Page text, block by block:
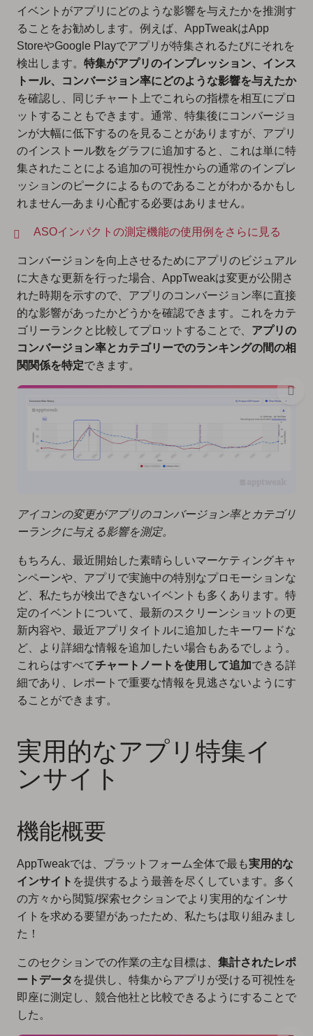
イベントがアプリにどのような影響を与えたかを推測す
ることをお勧めします。例えば、AppTweakはApp
StoreやGoogle Playでアプリが特集されるたびにそれを
検出します。 特集がアプリのインプレッション、インス
トール、コンバージョン率にどのような影響を与えたか
を確認し、同じチャート上でこれらの指標を相互にプロ
ットすることもできます。通常、特集後にコンバージョ
ンが大幅に低下するのを見ることがありますが、アプリ
のインストール数をグラフに追加すると、これは単に特
集されたことによる追加の可視性からの通常のインプレ
ッションのピークによるものであることがわかるかもし
れません—あまり心配する必要はありません。
ASOインパクトの測定機能の使用例をさらに見る
コンバージョンを向上させるためにアプリのビジュアル
に大きな更新を行った場合、AppTweakは変更が公開さ
れた時期を示すので、アプリのコンバージョン率に直接
的な影響があったかどうかを確認できます。これをカテ
ゴリーランクと比較してプロットすることで、 アプリの
コンバージョン率とカテゴリーでのランキングの間の相
関関係を特定できます。
アイコンの変更がアプリのコンバージョン率とカテゴリ
ーランクに与える影響を測定。
もちろん、最近開始した素晴らしいマーケティングキャ
ンペーンや、アプリで実施中の特別なプロモーションな
ど、私たちが検出できないイベントも多くあります。特
定のイベントについて、最新のスクリーンショットの更
新内容や、最近アプリタイトルに追加したキーワードな
ど、より詳細な情報を追加したい場合もあるでしょう。
これらはすべてチャートノートを使用して追加できる詳
細であり、レポートで重要な情報を見逃さないようにす
ることができます。
実用的なアプリ特集イ
ンサイト
機能概要
AppTweakでは、プラットフォーム全体で最も実用的な
インサイト を提供するよう最善を尽くしています。多く
の方々から閲覧/探索セクションでより実用的なインサ
イトを求める要望があったため、私たちは取り組みまし
た！
このセクションでの作業の主な目標は、 集計されたレポ
ートデータ を提供し、特集からアプリが受ける可視性を
即座に測定し、競合他社と比較できるようにすることで
した。